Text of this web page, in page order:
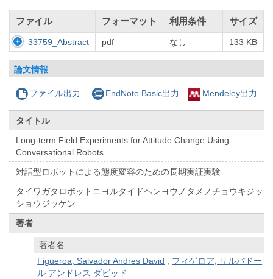
ファイル フォーマット 利用条件 サイズ
33759_Abstract pdf なし 133 KB
論文情報
ファイル出力 EndNote Basic出力 Mendeley出力
タイトル
Long-term Field Experiments for Attitude Change Using
Conversational Robots
対話型ロボットによる態度変容のための長期実証実験
タイワガタロボットニヨルタイドヘンヨウノタメノチョウキジッ
ショウジッケン
著者
著者名
Figueroa, Salvador Andres David ; フィゲロア, サルバドー
ル アンドレス ダビッド